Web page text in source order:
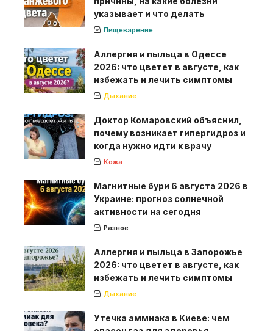
указывает и что делать
Пищеварение
Аллергия и пыльца в Одессе
2026: что цветет в августе, как
избежать и лечить симптомы
Дыхание
Доктор Комаровский объяснил,
почему возникает гипергидроз и
когда нужно идти к врачу
Кожа
Магнитные бури 6 августа 2026 в
Украине: прогноз солнечной
активности на сегодня
Разное
Аллергия и пыльца в Запорожье
2026: что цветет в августе, как
избежать и лечить симптомы
Дыхание
Утечка аммиака в Киеве: чем